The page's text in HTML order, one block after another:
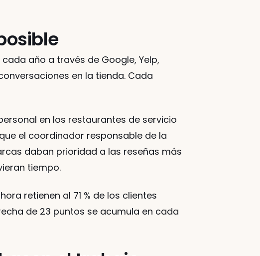
año a través de Google, Yelp,
en la tienda. Cada
en los restaurantes de servicio
el coordinador responsable de la
daban prioridad a las reseñas más
tiempo.
retienen al 71 % de los clientes
de 23 puntos se acumula en cada